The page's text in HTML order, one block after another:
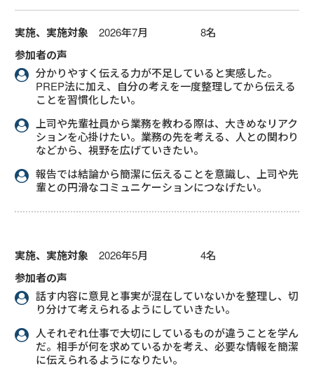
実施、実施対象 2026年7月 8名
参加者の声
分かりやすく伝える力が不足していると実感した。
PREP法に加え、自分の考えを一度整理してから伝える
ことを習慣化したい。
上司や先輩社員から業務を教わる際は、大きめなリアク
ションを心掛けたい。業務の先を考える、人との関わり
などから、視野を広げていきたい。
報告では結論から簡潔に伝えることを意識し、上司や先
輩との円滑なコミュニケーションにつなげたい。
実施、実施対象 2026年5月 4名
参加者の声
話す内容に意見と事実が混在していないかを整理し、切
り分けて考えられるようにしていきたい。
人それぞれ仕事で大切にしているものが違うことを学ん
だ。相手が何を求めているかを考え、必要な情報を簡潔
に伝えられるようになりたい。